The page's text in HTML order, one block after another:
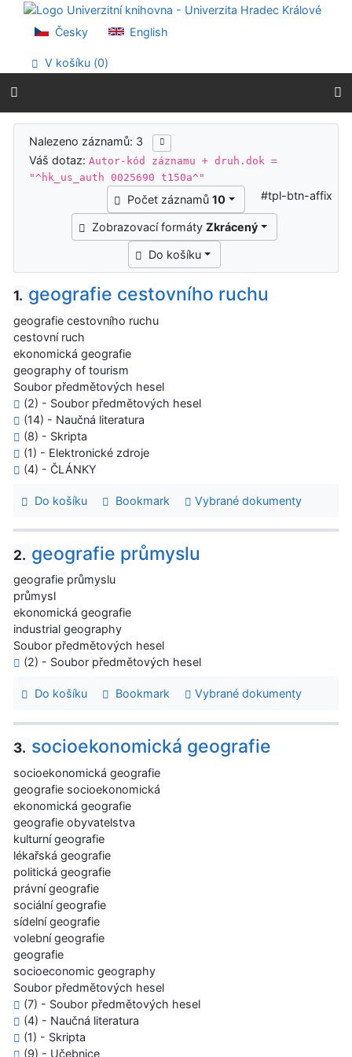
Přejít na obsah
Přejít na menu
Prohlášení o webové přístupnosti
Česky English
V košíku (0)
Výsledky vyhledávání
Nalezeno záznamů: 3
Váš dotaz:Autor-kód záznamu + druh.dok =
"^hk_us_auth 0025690 t150a^"
Počet záznamů 10
Zobrazovací formáty Zkrácený
Do košíku
#tpl-btn-affix
1. geografie cestovního ruchu
geografie cestovního ruchu
cestovní ruch
ekonomická geografie
geography of tourism
Soubor předmětových hesel
(2) - Soubor předmětových hesel
(14) - Naučná literatura
(8) - Skripta
(1) - Elektronické zdroje
(4) - ČLÁNKY
Do košíku Bookmark Vybrané dokumenty
2. geografie průmyslu
geografie průmyslu
průmysl
ekonomická geografie
industrial geography
Soubor předmětových hesel
(2) - Soubor předmětových hesel
Do košíku Bookmark Vybrané dokumenty
3. socioekonomická geografie
socioekonomická geografie
geografie socioekonomická
ekonomická geografie
geografie obyvatelstva
kulturní geografie
lékařská geografie
politická geografie
právní geografie
sociální geografie
sídelní geografie
volební geografie
geografie
socioeconomic geography
Soubor předmětových hesel
(7) - Soubor předmětových hesel
(4) - Naučná literatura
(1) - Skripta
(9) - Učebnice